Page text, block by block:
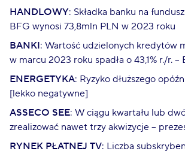
HANDLOWY: Składka banku na
BFG wynosi 73,8mln PLN w 2023 roku
BANKI: Wartość udzielonych kredytów
w marcu 2023 roku spadła o 43,1% r./r. –
ENERGETYKA: Ryzyko dłuższego
[lekko negatywne]
ASSECO SEE: W ciągu kwartału lub
zrealizować nawet trzy akwizycje –
RYNEK PŁATNEJ TV: Liczba